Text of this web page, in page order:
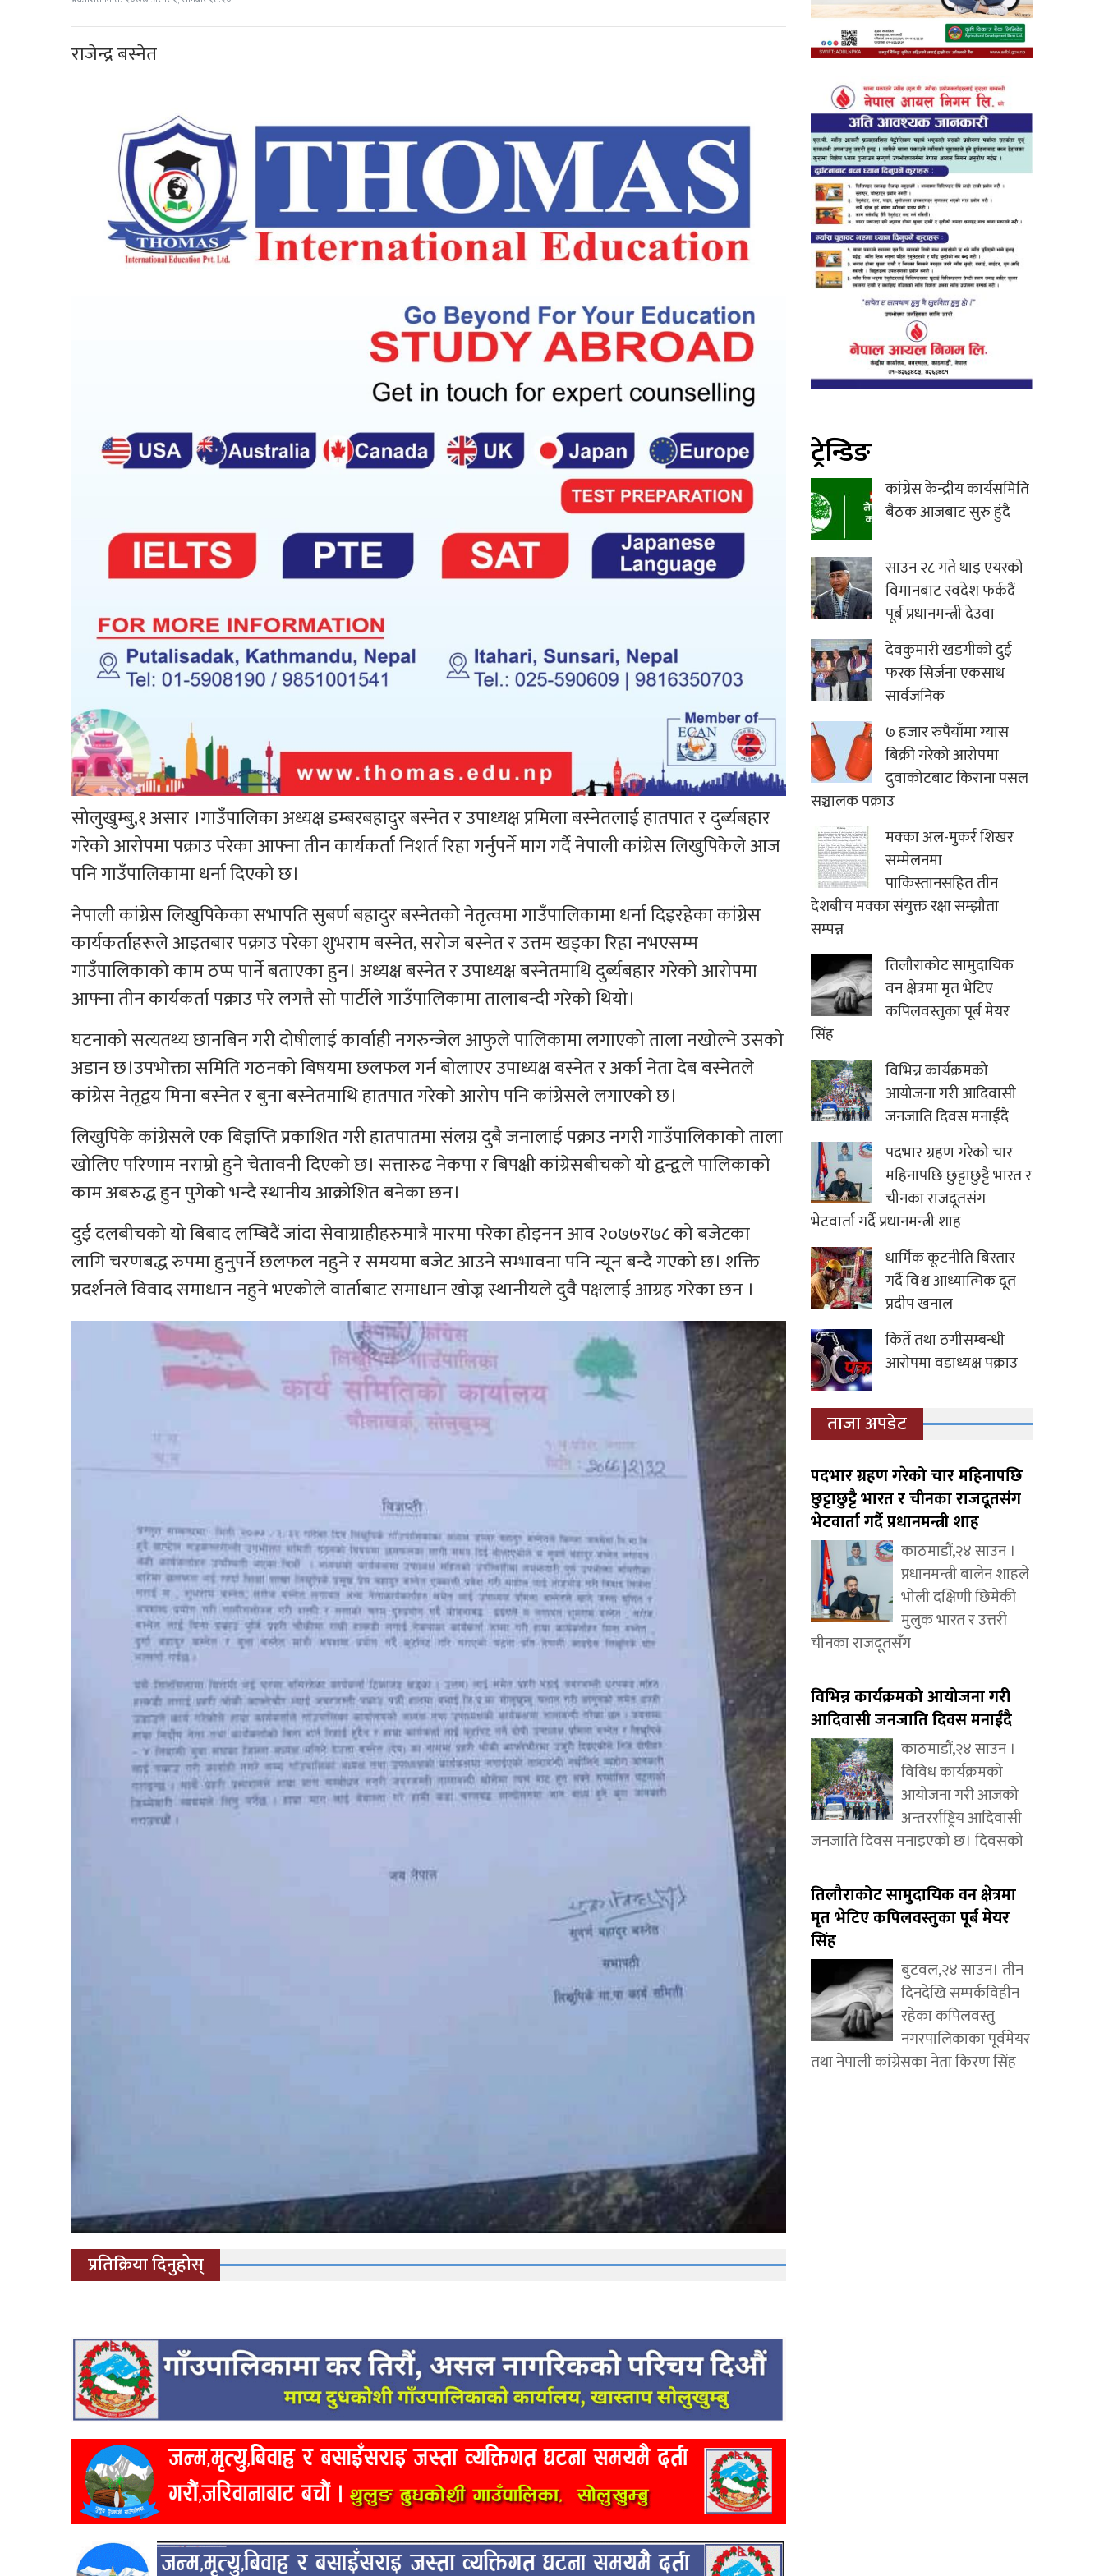
राजेन्द्र बस्नेत
सोलुखुम्बु,१ असार ।गाउँपालिका अध्यक्ष डम्बरबहादुर बस्नेत र उपाध्यक्ष प्रमिला बस्नेतलाई हातपात र दुर्ब्यबहार
गरेको आरोपमा पक्राउ परेका आफ्ना तीन कार्यकर्ता निशर्त रिहा गर्नुपर्ने माग गर्दै नेपाली कांग्रेस लिखुपिकेले आज
पनि गाउँपालिकामा धर्ना दिएको छ।
नेपाली कांग्रेस लिखुपिकेका सभापति सुबर्ण बहादुर बस्नेतको नेतृत्वमा गाउँपालिकामा धर्ना दिइरहेका कांग्रेस
कार्यकर्ताहरूले आइतबार पक्राउ परेका शुभराम बस्नेत, सरोज बस्नेत र उत्तम खड्का रिहा नभएसम्म
गाउँपालिकाको काम ठप्प पार्ने बताएका हुन। अध्यक्ष बस्नेत र उपाध्यक्ष बस्नेतमाथि दुर्ब्यबहार गरेको आरोपमा
आफ्ना तीन कार्यकर्ता पक्राउ परे लगत्तै सो पार्टीले गाउँपालिकामा तालाबन्दी गरेको थियो।
घटनाको सत्यतथ्य छानबिन गरी दोषीलाई कार्वाही नगरुन्जेल आफुले पालिकामा लगाएको ताला नखोल्ने उसको
अडान छ।उपभोक्ता समिति गठनको बिषयमा छलफल गर्न बोलाएर उपाध्यक्ष बस्नेत र अर्का नेता देब बस्नेतले
कांग्रेस नेतृद्वय मिना बस्नेत र बुना बस्नेतमाथि हातपात गरेको आरोप पनि कांग्रेसले लगाएको छ।
लिखुपिके कांग्रेसले एक बिज्ञप्ति प्रकाशित गरी हातपातमा संलग्न दुबै जनालाई पक्राउ नगरी गाउँपालिकाको ताला
खोलिए परिणाम नराम्रो हुने चेतावनी दिएको छ। सत्तारुढ नेकपा र बिपक्षी कांग्रेसबीचको यो द्वन्द्वले पालिकाको
काम अबरुद्ध हुन पुगेको भन्दै स्थानीय आक्रोशित बनेका छन।
दुई दलबीचको यो बिबाद लम्बिदैं जांदा सेवाग्राहीहरुमात्रै मारमा परेका होइनन आव २०७७र७८ को बजेटका
लागि चरणबद्ध रुपमा हुनुपर्ने छलफल नहुने र समयमा बजेट आउने सम्भावना पनि न्यून बन्दै गएको छ। शक्ति
प्रदर्शनले विवाद समाधान नहुने भएकोले वार्ताबाट समाधान खोज्न स्थानीयले दुवै पक्षलाई आग्रह गरेका छन ।
प्रतिक्रिया दिनुहोस्
ट्रेन्डिङ
कांग्रेस केन्द्रीय कार्यसमिति
बैठक आजबाट सुरु हुंदै
साउन २८ गते थाइ एयरको
विमानबाट स्वदेश फर्कदैं
पूर्ब प्रधानमन्त्री देउवा
देवकुमारी खडगीकाे दुई
फरक सिर्जना एकसाथ
सार्वजनिक
७ हजार रुपैयाँमा ग्यास
बिक्री गरेको आरोपमा
दुवाकोटबाट किराना पसल
सञ्चालक पक्राउ
मक्का अल-मुकर्र शिखर
सम्मेलनमा
पाकिस्तानसहित तीन
देशबीच मक्का संयुक्त रक्षा सम्झौता
सम्पन्न
तिलौराकोट सामुदायिक
वन क्षेत्रमा मृत भेटिए
कपिलवस्तुका पूर्ब मेयर
सिंह
विभिन्न कार्यक्रमको
आयोजना गरी आदिवासी
जनजाति दिवस मनाईंदै
पदभार ग्रहण गरेको चार
महिनापछि छुट्टाछुट्टै भारत र
चीनका राजदूतसंग
भेटवार्ता गर्दै प्रधानमन्त्री शाह
धार्मिक कूटनीति बिस्तार
गर्दै विश्व आध्यात्मिक दूत
प्रदीप खनाल
किर्ते तथा ठगीसम्बन्धी
आरोपमा वडाध्यक्ष पक्राउ
ताजा अपडेट
पदभार ग्रहण गरेको चार महिनापछि
छुट्टाछुट्टै भारत र चीनका राजदूतसंग
भेटवार्ता गर्दै प्रधानमन्त्री शाह
काठमाडौं,२४ साउन ।
प्रधानमन्त्री बालेन शाहले
भोली दक्षिणी छिमेकी
मुलुक भारत र उत्तरी
चीनका राजदूतसँग
विभिन्न कार्यक्रमको आयोजना गरी
आदिवासी जनजाति दिवस मनाईंदै
काठमाडौं,२४ साउन ।
विविध कार्यक्रमको
आयोजना गरी आजको
अन्तरर्राष्ट्रिय आदिवासी
जनजाति दिवस मनाइएको छ। दिवसको
तिलौराकोट सामुदायिक वन क्षेत्रमा
मृत भेटिए कपिलवस्तुका पूर्ब मेयर
सिंह
बुटवल,२४ साउन। तीन
दिनदेखि सम्पर्कविहीन
रहेका कपिलवस्तु
नगरपालिकाका पूर्वमेयर
तथा नेपाली कांग्रेसका नेता किरण सिंह